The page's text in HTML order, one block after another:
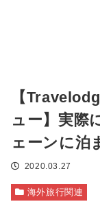
【
ュー】実際
ェーンに泊
2020.03.27
海外旅行関連